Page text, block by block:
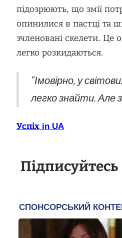
підозрюють, що змії
опинилися в пастці та
зчленовані скелети. Це
легко розкидаються.
“Імовірно, у
легко знайти. Але
Успіх in UA